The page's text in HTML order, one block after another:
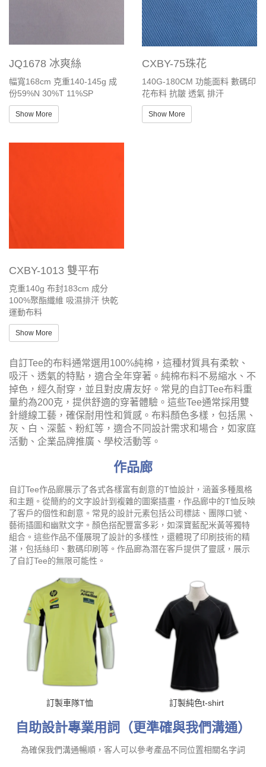
JQ1678 冰爽絲
幅寬168cm 克重140-145g 成
份59%N 30%T 11%SP
Show More
CXBY-75珠花
140G-180CM 功能面料 數碼印
花布料 抗皺 透氣 排汗
Show More
CXBY-1013 雙平布
克重140g 布封183cm 成分
100%聚酯纖維 吸濕排汗 快乾
運動布料
Show More
自訂Tee的布料通常選用100%純棉，這種材質具有柔軟、
吸汗、透氣的特點，適合全年穿著。純棉布料不易縮水、不
掉色，經久耐穿，並且對皮膚友好。常見的自訂Tee布料重
量約為200克，提供舒適的穿著體驗。這些Tee通常採用雙
針縫線工藝，確保耐用性和質感。布料顏色多樣，包括黑、
灰、白、深藍、粉紅等，適合不同設計需求和場合，如家庭
活動、企業品牌推廣、學校活動等。
作品廊
自訂Tee作品廊展示了各式各樣富有創意的T恤設計，涵蓋多種風格
和主題。從簡約的文字設計到複雜的圖案插畫，作品廊中的T恤反映
了客戶的個性和創意。常見的設計元素包括公司標誌、團隊口號、
藝術插圖和幽默文字。顏色搭配豐富多彩，如深寶藍配米黃等獨特
組合。這些作品不僅展現了設計的多樣性，還體現了印刷技術的精
湛，包括絲印、數碼印刷等。作品廊為潛在客戶提供了靈感，展示
了自訂Tee的無限可能性。
訂製車隊T恤 訂製純色t-shirt
自助設計專業用詞（更準確與我們溝通）
為確保我們溝通暢順，客人可以參考產品不同位置相關名字詞